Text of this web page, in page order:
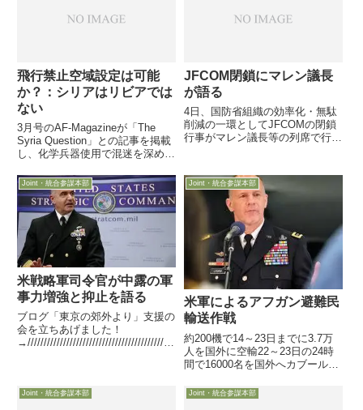
飛行禁止空域設定は可能
か？：シリアはリビアでは
ない
3月号のAF-Magazineが「The
Syria Question」との記事を掲載
し、化学兵器使用で混迷を深め一
リア情勢を巡り、日増しに高まる
米軍やNATOへの飛行禁止空域設
定要求の実行可能性について検討
JFCOM閉鎖にマレン議長
が語る
4日、国防省組織の効率化・無駄
削減の一環としてJFCOMの閉鎖
行事がマレン議長等の列席で行わ
ら、これまでのJFCOMの働きが
結実した結果であると讃え、引き
続き統合を・・・
Joint・統合参謀本部
米戦略軍司令官が中露の軍
事力増強と抑止を語る
ブログ「東京の郊外より」支援の
会を立ちあげました！
→/////////////////////////////////////////////
Joint・統合参謀本部
米軍によるアフガン避難民
輸送作戦
約200機で14～23日までに3.7万
人を国外に空輸22～23日の24時
間で16000名を国外へカブール空
（空中給油）少なくとも機内で3
名出産23日、米軍輸送コマンド
Joint・統合参謀本部 Joint・統合参謀本部